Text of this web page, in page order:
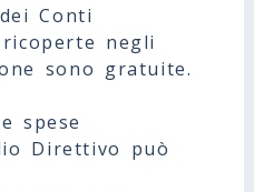
Conti
negli
sono gratuite.
spese
Direttivo può